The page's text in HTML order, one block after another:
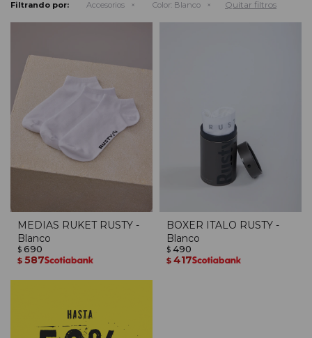
Filtrando por: Accesorios Color: Blanco Quitar filtros
MEDIAS RUKET RUSTY -
Blanco
$ 690
$ 587
BOXER ITALO RUSTY -
Blanco
$ 490
$ 417